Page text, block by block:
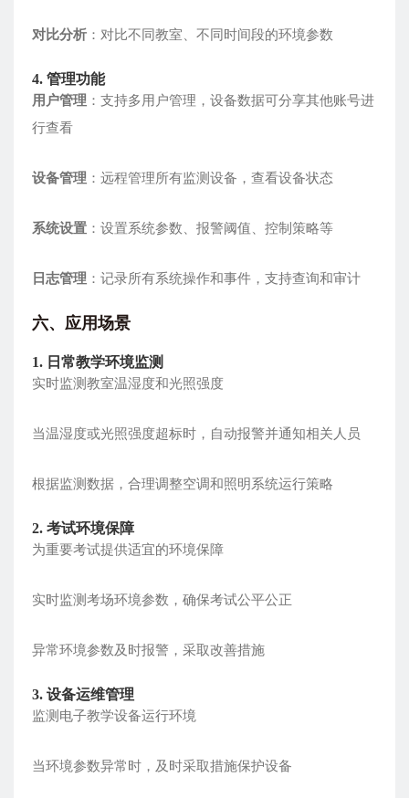
对比分析 ：对比不同教室、不同时间段的环境参数
4. 管理功能
用户管理 ：支持多用户管理，设备数据可分享其他账号进
行查看
设备管理 ：远程管理所有监测设备，查看设备状态
系统设置 ：设置系统参数、报警阈值、控制策略等
日志管理 ：记录所有系统操作和事件，支持查询和审计
六、应用场景
1. 日常教学环境监测
实时监测教室温湿度和光照强度
当温湿度或光照强度超标时，自动报警并通知相关人员
根据监测数据，合理调整空调和照明系统运行策略
2. 考试环境保障
为重要考试提供适宜的环境保障
实时监测考场环境参数，确保考试公平公正
异常环境参数及时报警，采取改善措施
3. 设备运维管理
监测电子教学设备运行环境
当环境参数异常时，及时采取措施保护设备